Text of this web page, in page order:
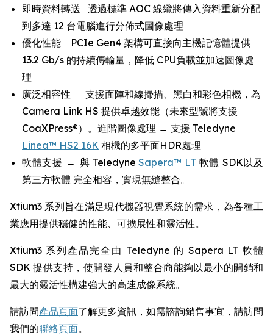
即時資料轉送 透過標準 AOC 線纜將傳入資料重新分配
到多達 12 台電腦進行分佈式圖像處理
優化性能 ̶ PCIe Gen4 架構可直接向主機記憶體提供
13.2 Gb/s 的持續傳輸量，降低 CPU負載並加速圖像處
理
廣泛相容性 ̶ 支援面陣和線掃描、黑白和彩色相機，為
Camera Link HS 提供卓越效能（未來型號將支援
CoaXPress®）。進階圖像處理 ̶ 支援 Teledyne
Linea™ HS2 16K 相機的多平面HDR處理
軟體支援 ̶ 與 TeledyneSapera™ LT 軟體 SDK以及
第三方軟體 完全相容，實現無縫整合。
Xtium3 系列旨在滿足現代機器視覺系統的需求，為各種工
業應用提供穩健的性能、可擴展性和靈活性。
Xtium3 系列產品完全由 Teledyne 的 Sapera LT 軟體
SDK 提供支持，使開發人員和整合商能夠以最小的開銷和
最大的靈活性構建強大的高速成像系統。
請訪問產品頁面了解更多資訊，如需諮詢銷售事宜，請訪問
我們的聯絡頁面。